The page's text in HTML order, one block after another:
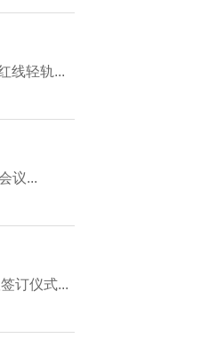
线轻轨...
议...
订仪式...